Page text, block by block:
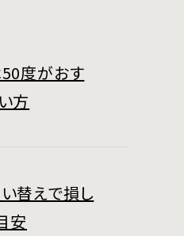
度がおす
方
替えで損し
安